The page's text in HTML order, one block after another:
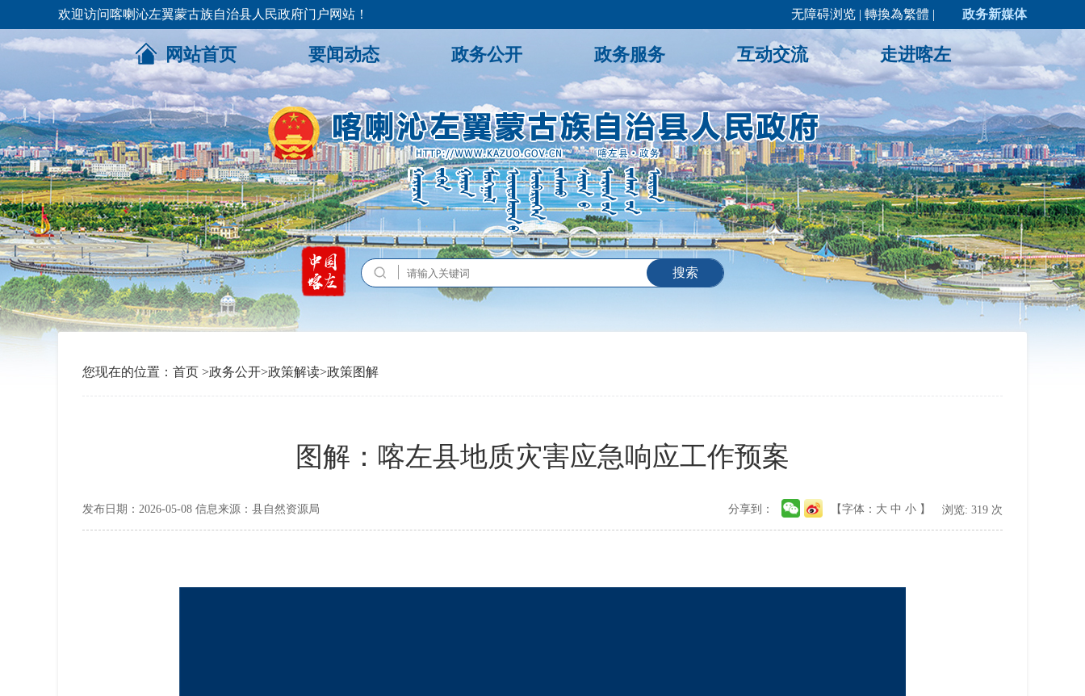
欢迎访问喀喇沁左翼蒙古族自治县人民政府门户网站！ 无障碍浏览 | 轉換為繁體 | 政务新媒体
网站首页 要闻动态 政务公开 政务服务 互动交流 走进喀左
您现在的位置： 首页 >政务公开>政策解读>政策图解
图解：喀左县地质灾害应急响应工作预案
发布日期：2026-05-08 信息来源：县自然资源局 【字体： 大 中 小 】 浏览: 319 次
分享到：